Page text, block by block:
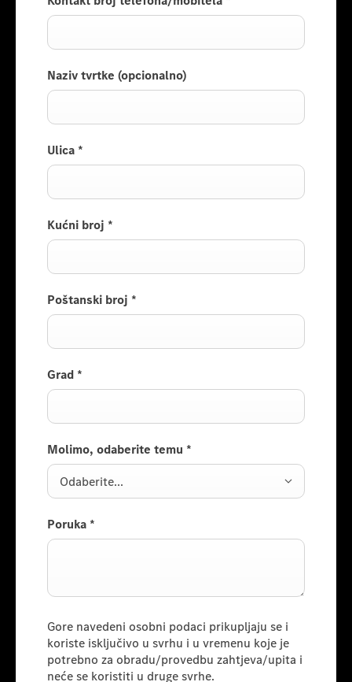
Naziv tvrtke (opcionalno)
Ulica *
Kućni broj *
Poštanski broj *
Grad *
Molimo, odaberite temu *
Odaberite...
Poruka *
Gore navedeni osobni podaci prikupljaju se i
koriste isključivo u svrhu i u vremenu koje je
potrebno za obradu/provedbu zahtjeva/upita i
neće se koristiti u druge svrhe.